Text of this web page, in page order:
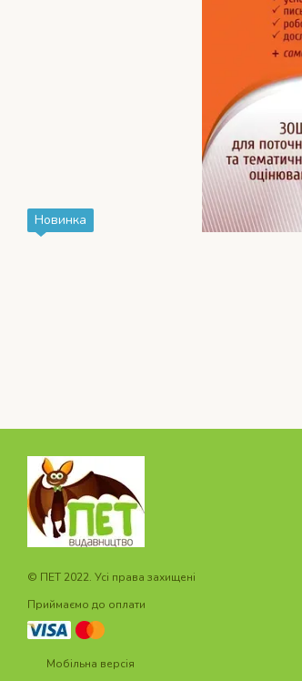
Новинка
© ПET 2022. Усі права захищені
Приймаємо до оплати
Мобільна версія